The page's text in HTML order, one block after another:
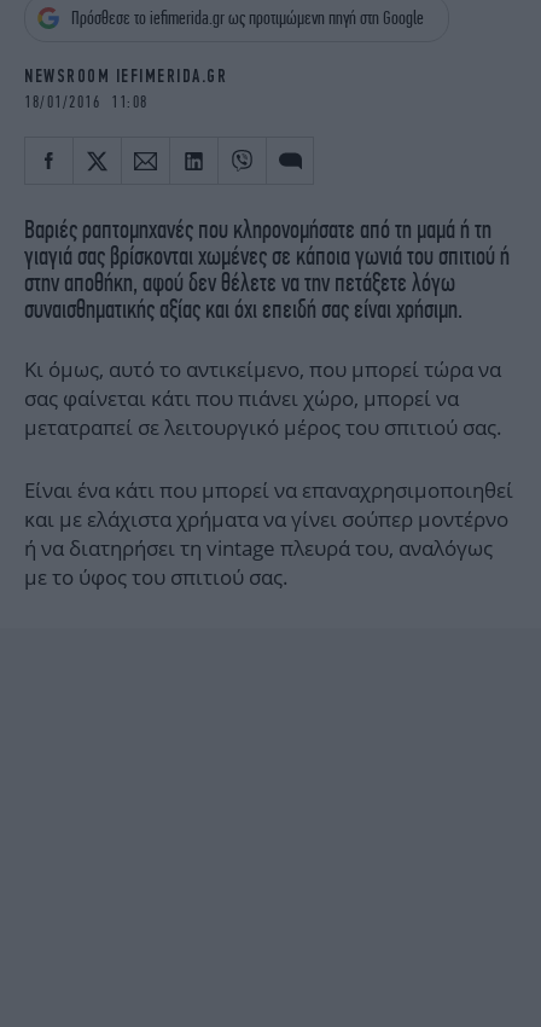
iBOOKS
ΖΩΔΙΑ
MEDIA
NEWSLETTER
Πρόσθεσε το iefimerida.gr ως προτιμώμενη πηγή στη Google
NEWSROOM IEFIMERIDA.GR
18/01/2016 11:08
Βαριές ραπτομηχανές που κληρονομήσατε από τη μαμά ή τη
γιαγιά σας βρίσκονται χωμένες σε κάποια γωνιά του σπιτιού ή
στην αποθήκη, αφού δεν θέλετε να την πετάξετε λόγω
συναισθηματικής αξίας και όχι επειδή σας είναι χρήσιμη.
Κι όμως, αυτό το αντικείμενο, που μπορεί τώρα να
σας φαίνεται κάτι που πιάνει χώρο, μπορεί να
μετατραπεί σε λειτουργικό μέρος του σπιτιού σας.
Είναι ένα κάτι που μπορεί να επαναχρησιμοποιηθεί
και με ελάχιστα χρήματα να γίνει σούπερ μοντέρνο
ή να διατηρήσει τη vintage πλευρά του, αναλόγως
με το ύφος του σπιτιού σας.